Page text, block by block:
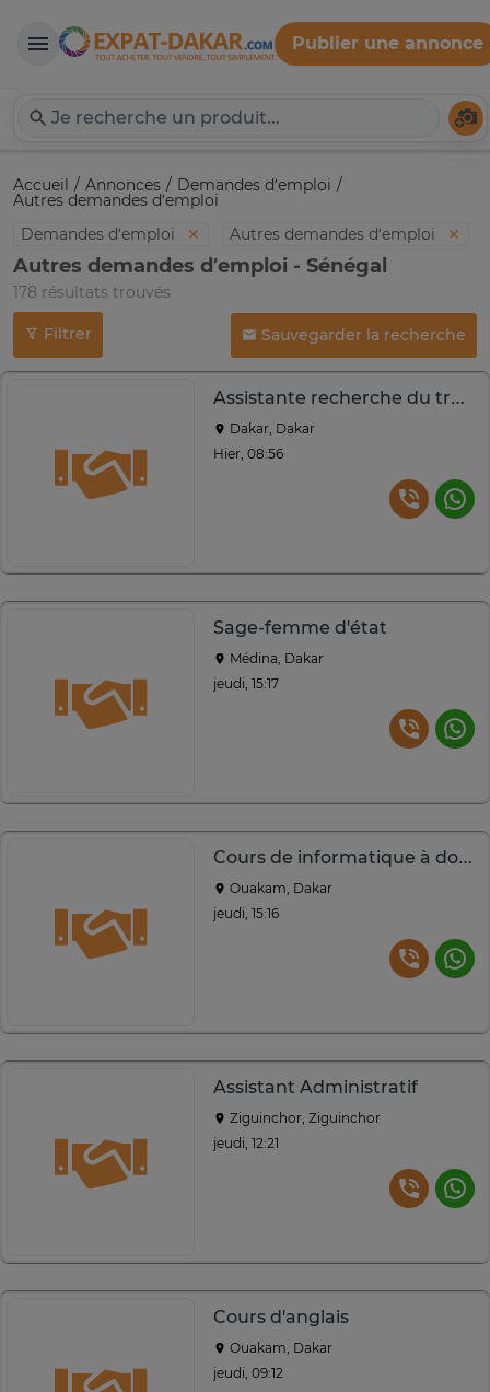
Expat-Dakar
Publier une annonce
Accueil Annonces Demandes d’emploi
Autres demandes d’emploi
Demandes d’emploi
Autres demandes d’emploi
Autres demandes d’emploi - Sénégal
178 résultats trouvés
Filtrer Sauvegarder la recherche
Assistante recherche du travail à temps partiel
Dakar, Dakar
Hier, 08:56
Sage-femme d'état
Médina, Dakar
jeudi, 15:17
Cours de informatique à domicile et en ligne
Ouakam, Dakar
jeudi, 15:16
Assistant Administratif
Ziguinchor, Ziguinchor
jeudi, 12:21
Cours d'anglais
Ouakam, Dakar
jeudi, 09:12